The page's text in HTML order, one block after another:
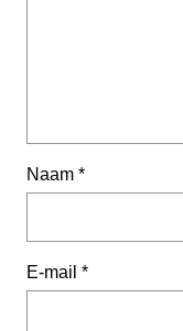
Naam *
E-mail *